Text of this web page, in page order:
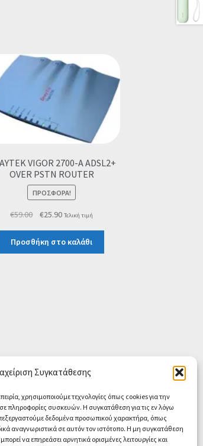
Συγκατάθεσης
χρησιμοποιούμε τεχνολογίες όπως cookies για την
πληροφορίες συσκευών. Η συγκατάθεση για τις εν λόγω
δεδομένα προσωπικού χαρακτήρα, όπως
αναγνωριστικά σε αυτόν τον ιστότοπο. Η μη συγκατάθεση
να επηρεάσει αρνητικά ορισμένες λειτουργίες και
VIGOR 2700-A ADSL2+
OVER PSTN ROUTER
ΠΡΟΣΦΟΡΆ!
€59.00
Original
was:
€59.00.
€25.90Η
τιμή
είναι:
Τελική τιμή
Προσθήκη στο καλάθι